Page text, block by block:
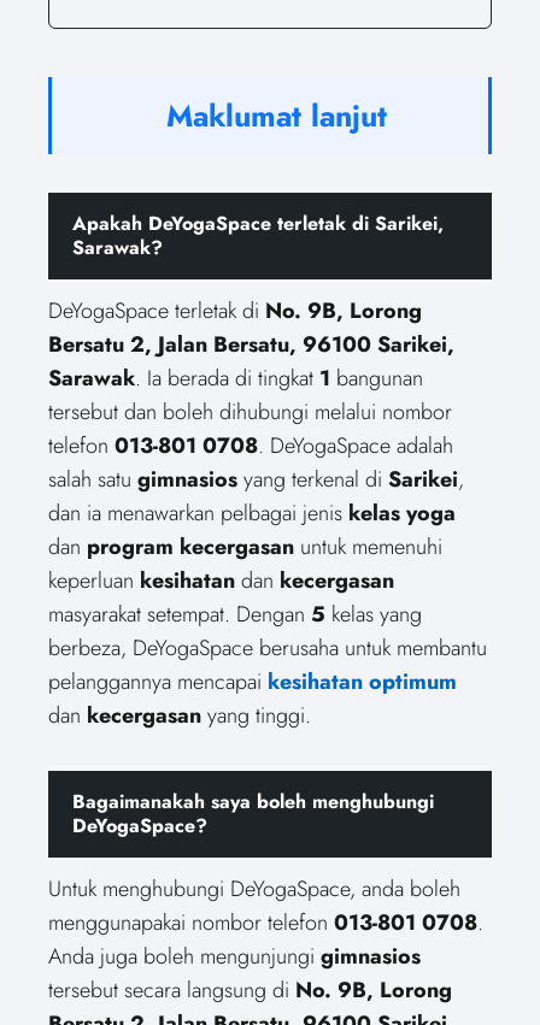
Maklumat lanjut
Apakah DeYogaSpace terletak di Sarikei,
Sarawak?
DeYogaSpace terletak di No. 9B, Lorong
Bersatu 2, Jalan Bersatu, 96100 Sarikei,
Sarawak. Ia berada di tingkat 1 bangunan
tersebut dan boleh dihubungi melalui nombor
telefon 013-801 0708. DeYogaSpace adalah
salah satu gimnasiosyang terkenal di Sarikei,
dan ia menawarkan pelbagai jenis kelas yoga
dan program kecergasan untuk memenuhi
keperluan kesihatandan kecergasan
masyarakat setempat. Dengan 5 kelas yang
berbeza, DeYogaSpace berusaha untuk membantu
pelanggannya mencapai kesihatan optimum
dan kecergasanyang tinggi.
Bagaimanakah saya boleh menghubungi
DeYogaSpace?
Untuk menghubungi DeYogaSpace, anda boleh
menggunapakai nombor telefon 013-801 0708.
Anda juga boleh mengunjungi gimnasios
tersebut secara langsung di No. 9B, Lorong